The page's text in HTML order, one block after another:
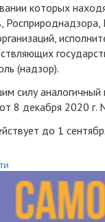
которых
(надзор).
силу аналогичный
8 декабря 2020 г.
до 1